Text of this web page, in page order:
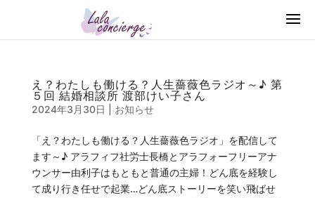
え？わたしも働ける？人生薔薇色ラジオ～♪ 第
５回 結婚相談所 渡部けい子さん
2024年3月30日 お知らせ
「え？わたしも働ける？人生薔薇色ラジオ」を配信して
ます～♪ アラフィフ社労士長橋とアラフォーフリーアナ
ウンサー由利子はもともと普通の主婦！どん底を経験し
て成り行き任せで起業…どん底ストーリーを笑い飛ばせ